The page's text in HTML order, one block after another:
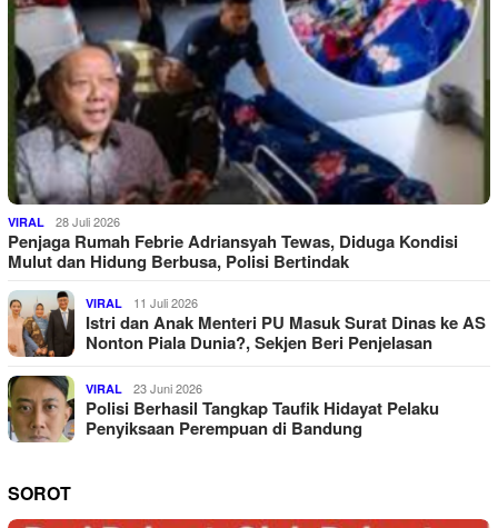
VIRAL 28 Juli 2026
Penjaga Rumah Febrie Adriansyah Tewas, Diduga Kondisi
Mulut dan Hidung Berbusa, Polisi Bertindak
VIRAL 11 Juli 2026
Istri dan Anak Menteri PU Masuk Surat Dinas ke AS
Nonton Piala Dunia?, Sekjen Beri Penjelasan
VIRAL 23 Juni 2026
Polisi Berhasil Tangkap Taufik Hidayat Pelaku
Penyiksaan Perempuan di Bandung
SOROT